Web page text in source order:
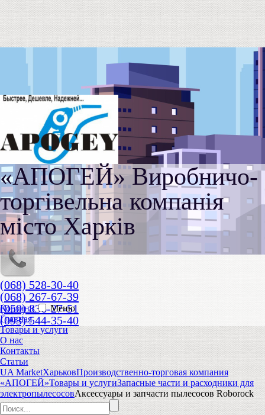
«АПОГЕЙ» Виробничо-
торгівельна компанія
місто Харків
(068) 528-30-40
(068) 267-67-39
(050) 836-27-51
(093) 544-35-40
Корзина
Меню
Главная
Товары и услуги
О нас
Контакты
Статьи
UA MarketХарьковПроизводственно-торговая компания
«АПОГЕЙ»Товары и услугиЗапасные части и расходники для
электропылесосовАксессуары и запчасти пылесосов Roborock